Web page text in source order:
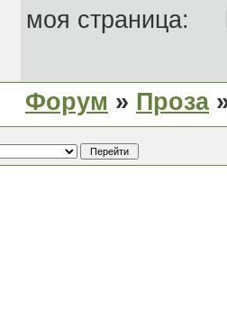
моя страница:
Форум » Проза